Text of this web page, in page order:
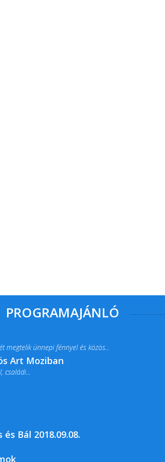
PROGRAMAJÁNLÓ
megtelik ünnepi fénnyel és közös...
Art Moziban
családi...
Könyvtár és...
Bál 2018.09.08.